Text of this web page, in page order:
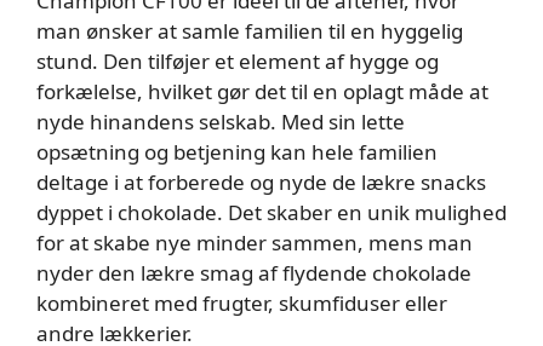
man ønsker at samle familien til en hyggelig
stund. Den tilføjer et element af hygge og
forkælelse, hvilket gør det til en oplagt måde at
nyde hinandens selskab. Med sin lette
opsætning og betjening kan hele familien
deltage i at forberede og nyde de lækre snacks
dyppet i chokolade. Det skaber en unik mulighed
for at skabe nye minder sammen, mens man
nyder den lækre smag af flydende chokolade
kombineret med frugter, skumfiduser eller
andre lækkerier.